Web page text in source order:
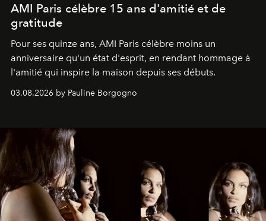
AMI Paris célèbre 15 ans d'amitié et de
gratitude
Pour ses quinze ans, AMI Paris célèbre moins un
anniversaire qu'un état d'esprit, en rendant hommage à
l'amitié qui inspire la maison depuis ses débuts.
03.08.2026 by Pauline Borgogno